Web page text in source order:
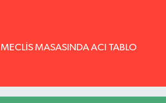
MECLİS MASASINDA ACI TABLO